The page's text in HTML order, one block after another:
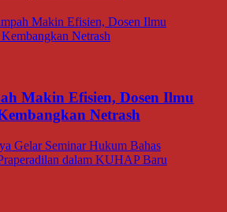
Makin Efisien, Dosen Ilmu
Netrash